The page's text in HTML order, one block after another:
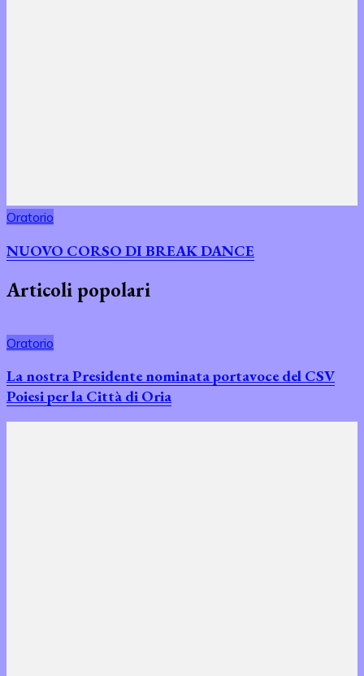
Oratorio
NUOVO CORSO DI BREAK DANCE
Articoli popolari
Oratorio
La nostra Presidente nominata portavoce del CSV
Poiesi per la Città di Oria